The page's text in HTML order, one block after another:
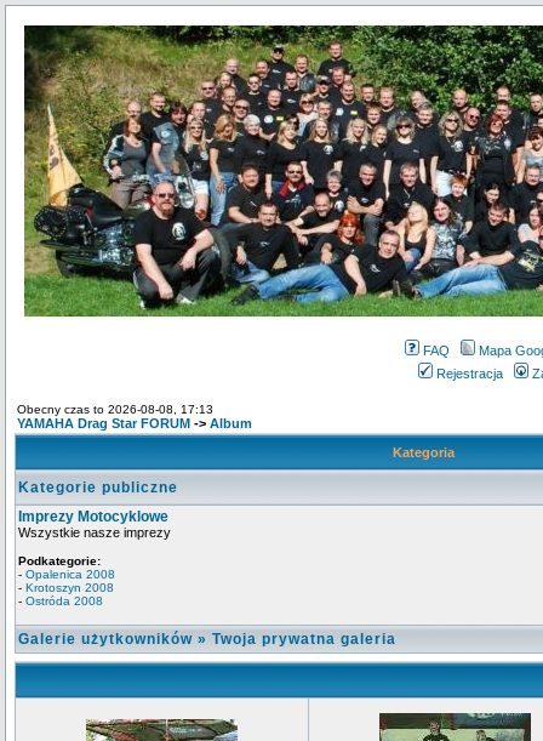
FAQ
Mapa
Rejestracja
Obecny czas to 2026-08-08, 17:13
YAMAHA Drag Star FORUM -> Album
Kategoria
Kategorie publiczne
Imprezy Motocyklowe
Wszystkie nasze imprezy
Podkategorie:
- Opalenica 2008
- Krotoszyn 2008
- Ostróda 2008
Galerie użytkowników » Twoja prywatna galeria